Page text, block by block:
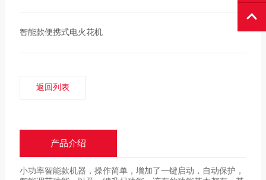
智能款便携式电火花机
返回列表
产品介绍
小功率智能款机器，操作简单，增加了一键启动，自动保护，